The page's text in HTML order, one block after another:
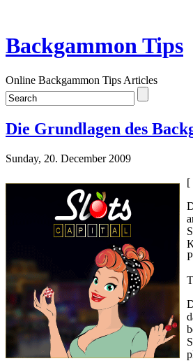
Backgammon Tips
Online Backgammon Tips Articles
Die Grundlagen des
Sunday, 20. December 2009
[